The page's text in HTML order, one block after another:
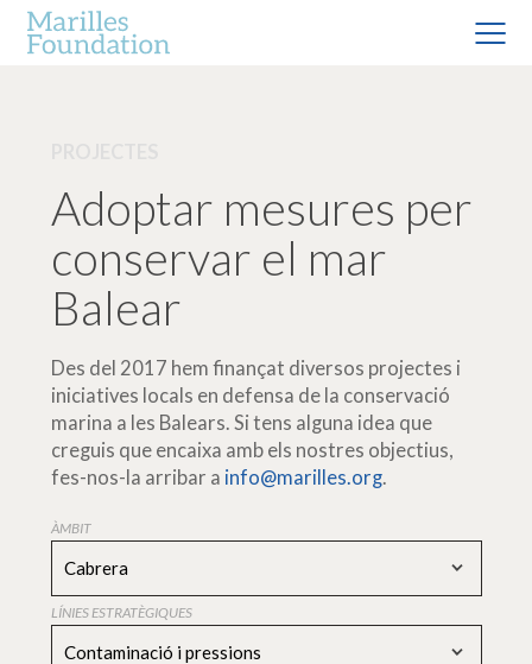
Adoptar mesures per
conservar el mar
Balear
Des del 2017 hem finançat diversos projectes i
iniciatives locals en defensa de la conservació
marina a les Balears. Si tens alguna idea que
creguis que encaixa amb els nostres objectius,
fes-nos-la arribar a info@marilles.org.
ÀMBIT
Cabrera
LÍNIES ESTRATÈGIQUES
Contaminació i pressions